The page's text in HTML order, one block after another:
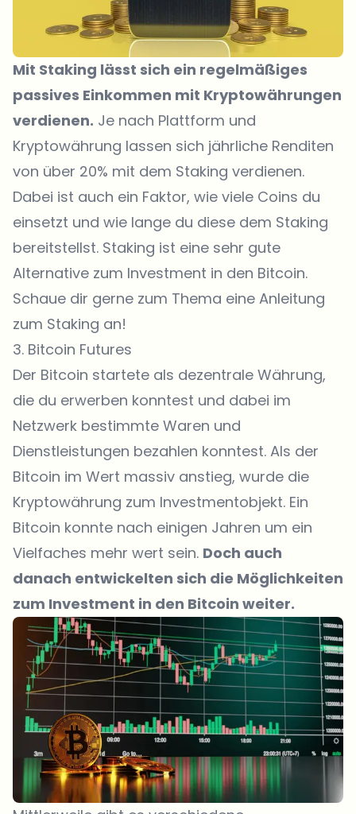
Mit Staking lässt sich ein regelmäßiges
passives Einkommen mit Kryptowährungen
verdienen. Je nach Plattform und
Kryptowährung lassen sich jährliche Renditen
von über 20% mit dem Staking verdienen.
Dabei ist auch ein Faktor, wie viele Coins du
einsetzt und wie lange du diese dem Staking
bereitstellst. Staking ist eine sehr gute
Alternative zum Investment in den Bitcoin.
Schaue dir gerne zum Thema eine Anleitung
zum Staking an!
3. Bitcoin Futures
Der Bitcoin startete als dezentrale Währung,
die du erwerben konntest und dabei im
Netzwerk bestimmte Waren und
Dienstleistungen bezahlen konntest. Als der
Bitcoin im Wert massiv anstieg, wurde die
Kryptowährung zum Investmentobjekt. Ein
Bitcoin konnte nach einigen Jahren um ein
Vielfaches mehr wert sein. Doch auch
danach entwickelten sich die Möglichkeiten
zum Investment in den Bitcoin weiter.